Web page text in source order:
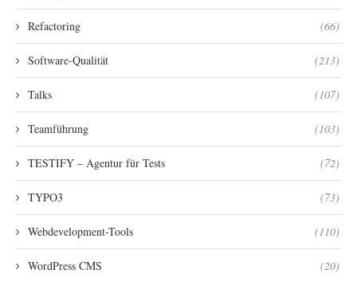
Refactoring (66)
Software-Qualität (213)
Talks (107)
Teamführung (103)
TESTIFY – Agentur für Tests (72)
TYPO3 (73)
Webdevelopment-Tools (110)
WordPress CMS (20)